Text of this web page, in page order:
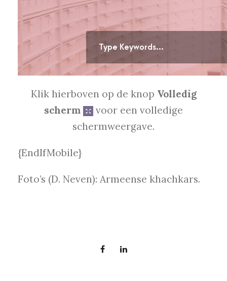
Klik hierboven op de knop Volledig
scherm
voor een volledige
schermweergave.
{EndIfMobile}
Foto’s (D. Neven): Armeense khachkars.